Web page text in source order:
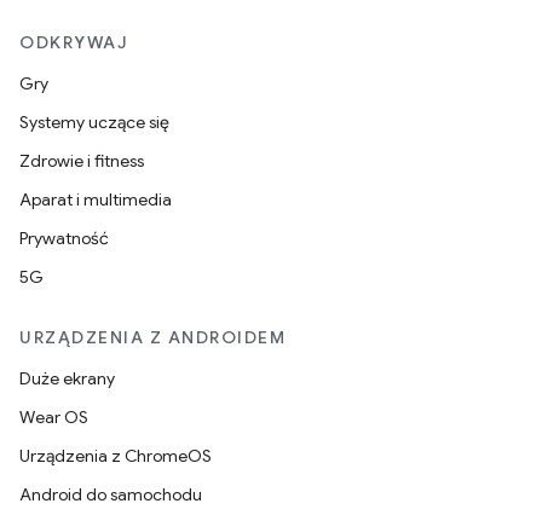
ODKRYWAJ
Gry
Systemy uczące się
Zdrowie i fitness
Aparat i multimedia
Prywatność
5G
URZĄDZENIA Z ANDROIDEM
Duże ekrany
Wear OS
Urządzenia z ChromeOS
Android do samochodu